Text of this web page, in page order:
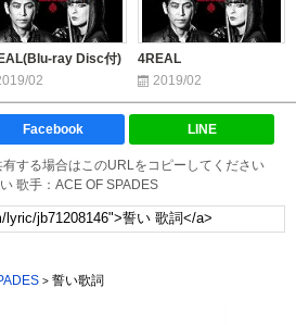
ray Disc付)
02
4REAL
2019/02
Facebook LINE
する場合はこのURLをコピーしてください
歌手：ACE OF SPADES
誓い歌詞